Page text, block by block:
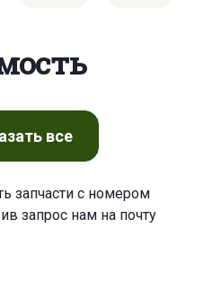
все
запчасти с номером
запрос нам на почту